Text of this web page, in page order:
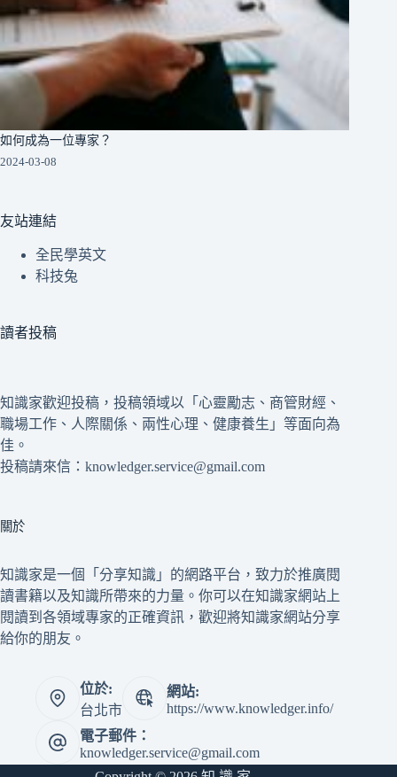
如何成為一位專家？
2024-03-08
友站連結
全民學英文
科技兔
讀者投稿
知識家歡迎投稿，投稿領域以「心靈勵志、商管財經、
職場工作、人際關係、兩性心理、健康養生」等面向為
佳。
投稿請來信：knowledger.service@gmail.com
關於
知識家是一個「分享知識」的網路平台，致力於推廣閱
讀書籍以及知識所帶來的力量。你可以在知識家網站上
閱讀到各領域專家的正確資訊，歡迎將知識家網站分享
給你的朋友。
位於:
台北市
網站:
https://www.knowledger.info/
電子郵件：
knowledger.service@gmail.com